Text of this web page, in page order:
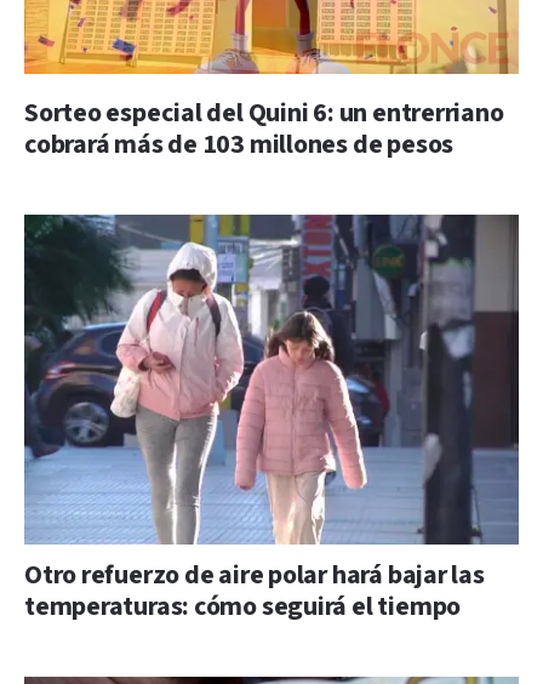
Sorteo especial del Quini 6: un entrerriano
cobrará más de 103 millones de pesos
Otro refuerzo de aire polar hará bajar las
temperaturas: cómo seguirá el tiempo